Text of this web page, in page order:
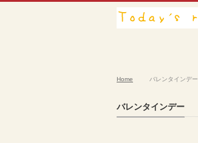
Home バレンタインデー
バレンタインデー